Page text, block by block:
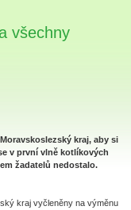
všechny
kraj, aby si
v první vlně kotlíkových
žadatelů nedostalo.
kraj vyčleněny na výměnu